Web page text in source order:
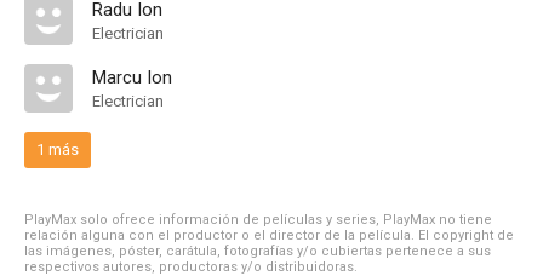
Radu Ion
Electrician
Marcu Ion
Electrician
1 más
PlayMax solo ofrece información de películas y series, PlayMax no tiene
relación alguna con el productor o el director de la película. El copyright de
las imágenes, póster, carátula, fotografías y/o cubiertas pertenece a sus
respectivos autores, productoras y/o distribuidoras.